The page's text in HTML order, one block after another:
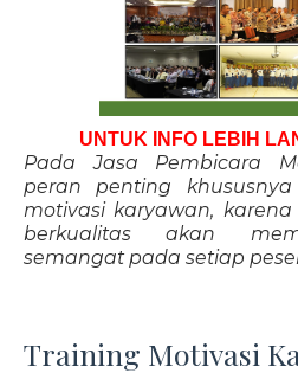
UNTUK INFO LEBIH
Pada Jasa Pembicara
peran penting
motivasi karyawan,
berkualitas akan
semangat pada setiap
Training Motivasi